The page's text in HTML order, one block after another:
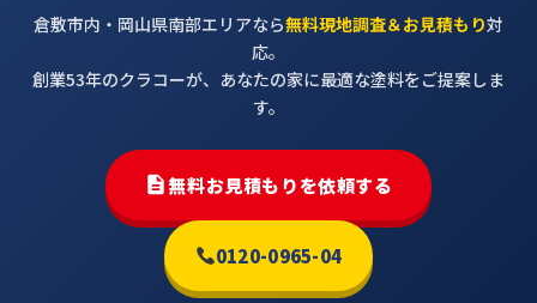
倉敷市内・岡山県南部エリアなら無料現地調査＆お見積もり対
応。
創業53年のクラコーが、あなたの家に最適な塗料をご提案しま
す。
無料お見積もりを依頼する
0120-0965-04